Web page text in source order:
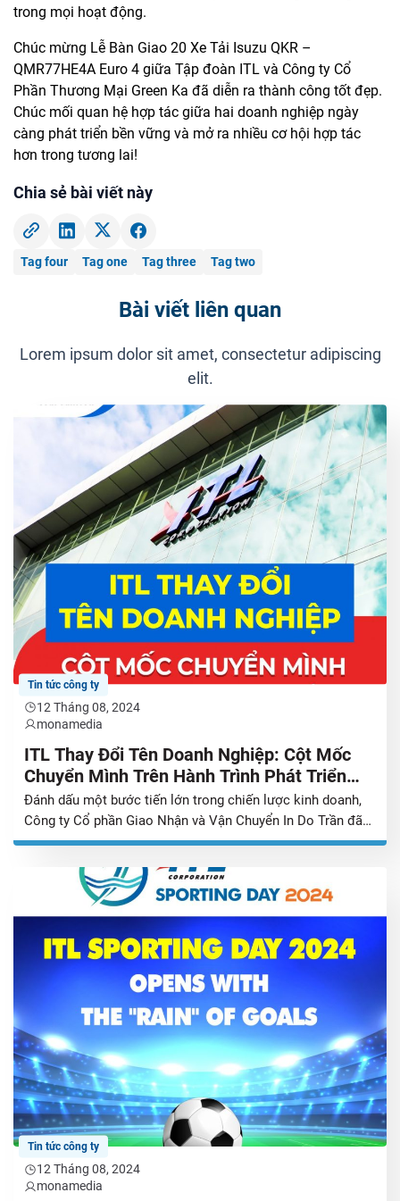
trong mọi hoạt động.
Chúc mừng Lễ Bàn Giao 20 Xe Tải Isuzu QKR –
QMR77HE4A Euro 4 giữa Tập đoàn ITL và Công ty Cổ
Phần Thương Mại Green Ka đã diễn ra thành công tốt đẹp.
Chúc mối quan hệ hợp tác giữa hai doanh nghiệp ngày
càng phát triển bền vững và mở ra nhiều cơ hội hợp tác
hơn trong tương lai!
Chia sẻ bài viết này
Tag four Tag one Tag three Tag two
Bài viết liên quan
Lorem ipsum dolor sit amet, consectetur adipiscing
elit.
Tin tức công ty
12 Tháng 08, 2024
monamedia
ITL Thay Đổi Tên Doanh Nghiệp: Cột Mốc
Chuyển Mình Trên Hành Trình Phát Triển
Mới
Đánh dấu một bước tiến lớn trong chiến lược kinh doanh,
Công ty Cổ phần Giao Nhận và Vận Chuyển In Do Trần đã
chính thức thay đổi tên, trở thành Công ty Cổ phần Tập
chính thức đánh dấu giai đoạn mới của […]
Tin tức công ty
12 Tháng 08, 2024
monamedia